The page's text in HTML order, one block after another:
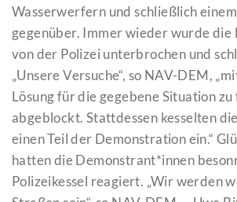
Wasserwerfern und schließlich
gegenüber. Immer wieder wurde die
von der Polizei unterbrochen und
„Unsere Versuche“, so NAV-DEM,
Lösung für die gegebene Situation
abgeblockt. Stattdessen kesselten
einen Teil der Demonstration ein.“
hatten die Demonstrant*innen
Polizeikessel reagiert. „Wir werden